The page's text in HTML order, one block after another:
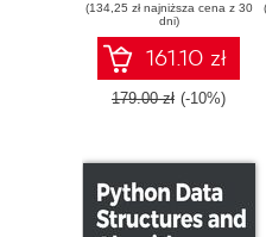
object-oriented
programming
(134,25 zł najniższa cena z 30
dni)
161.10 zł
179.00 zł (-10%)